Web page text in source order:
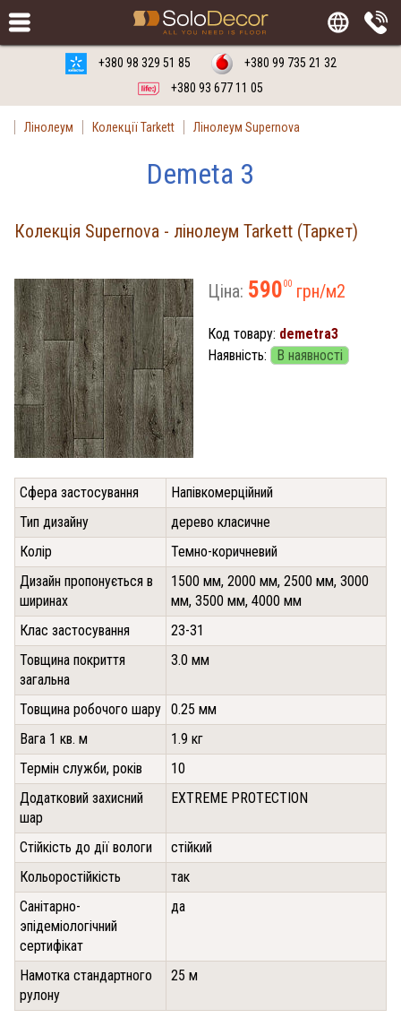
Замовити
Російська мова Українська мова
+380 98 329 51 85
+380 99 735 21 32
+380 93 677 11 05
Лінолеум Колекції Tarkett Лінолеум Supernova
Demeta 3
Колекція Supernova - лінолеум Tarkett (Таркет)
Ціна: 59000 грн/м2
Код товару: demetra3
Наявність:
В наявності
Сфера застосування
Напівкомерційний
Тип дизайну
дерево класичне
Колір
Темно-коричневий
Дизайн пропонується в
ширинах
1500 мм, 2000 мм, 2500 мм, 3000
мм, 3500 мм, 4000 мм
Клас застосування
23-31
Товщина покриття
загальна
3.0 мм
Товщина робочого шару 0.25 мм
Вага 1 кв. м
1.9 кг
Термін служби, років
10
Додатковий захисний
шар
EXTREME PROTECTION
Стійкість до дії вологи
стійкий
Кольоростійкість
так
Санітарно-
эпідеміологічний
сертифікат
да
Намотка стандартного
рулону
25 м